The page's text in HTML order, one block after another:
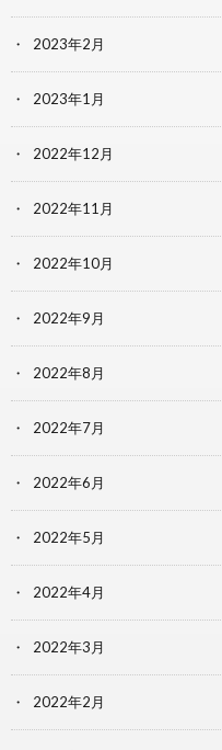
2023年2月
2023年1月
2022年12月
2022年11月
2022年10月
2022年9月
2022年8月
2022年7月
2022年6月
2022年5月
2022年4月
2022年3月
2022年2月